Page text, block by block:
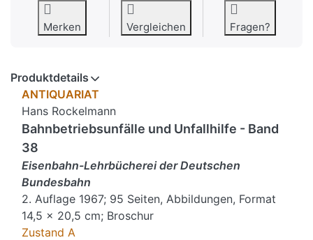
Merken Vergleichen Fragen?
Produktdetails
ANTIQUARIAT
Hans Rockelmann
Bahnbetriebsunfälle und Unfallhilfe - Band
38
Eisenbahn-Lehrbücherei der Deutschen
Bundesbahn
2. Auflage 1967; 95 Seiten, Abbildungen, Format
14,5 x 20,5 cm; Broschur
Zustand A